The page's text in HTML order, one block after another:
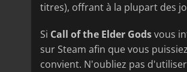
titres), offrant à la plupart des
Si Call of the Elder Godsvous
sur Steam afin que vous
convient. N'oubliez pas